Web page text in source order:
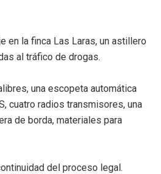
en la finca Las Laras, un astillero
al tráfico de drogas.
una escopeta automática
cuatro radios transmisores, una
de borda, materiales para
del proceso legal.